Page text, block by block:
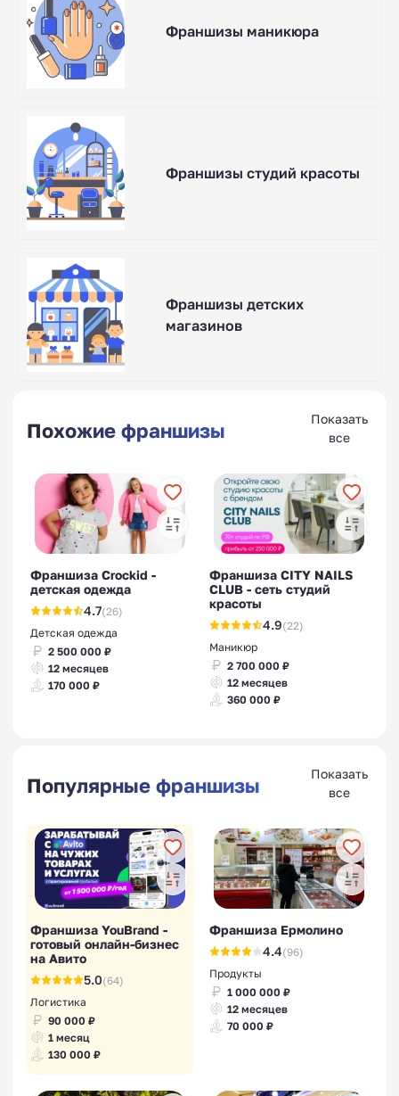
Франшизы маникюра
Франшизы студий красоты
Франшизы детских
магазинов
Похожие франшизы
Показать
все
Франшиза Crockid -
детская одежда
4.7(26)
Детская одежда
2 500 000 ₽
12 месяцев
170 000 ₽
Франшиза CITY NAILS
CLUB - сеть студий
красоты
4.9(22)
Маникюр
2 700 000 ₽
12 месяцев
360 000 ₽
Популярные франшизы
Показать
все
Франшиза YouBrand -
готовый онлайн-бизнес
на Авито
5.0(64)
Логистика
90 000 ₽
1 месяц
130 000 ₽
Франшиза Ермолино
4.4(96)
Продукты
1 000 000 ₽
12 месяцев
70 000 ₽